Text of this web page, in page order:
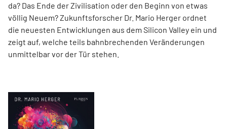
da? Das Ende der Zivilisation oder den Beginn von etwas
völlig Neuem? Zukunftsforscher Dr. Mario Herger ordnet
die neuesten Entwicklungen aus dem Silicon Valley ein und
zeigt auf, welche teils bahnbrechenden Veränderungen
unmittelbar vor der Tür stehen.